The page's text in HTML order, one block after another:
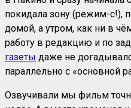
покидала зону (режим-с!),
домой, а утром, как ни в
работу в редакцию и по
газеты даже не
параллельно с «основной
Озвучивали мы фильм